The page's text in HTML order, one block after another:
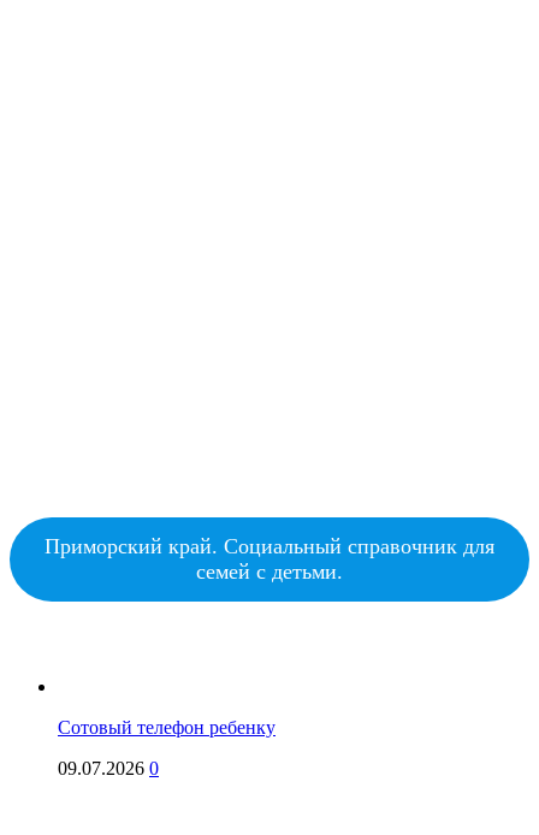
Приморский край. Социальный справочник для
семей с детьми.
Сотовый телефон ребенку
09.07.2026 0